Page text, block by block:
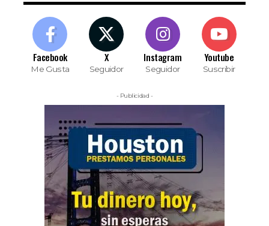
Facebook
Me Gusta
X
Seguidor
Instagram
Seguidor
Youtube
Suscribir
- Publicidad -